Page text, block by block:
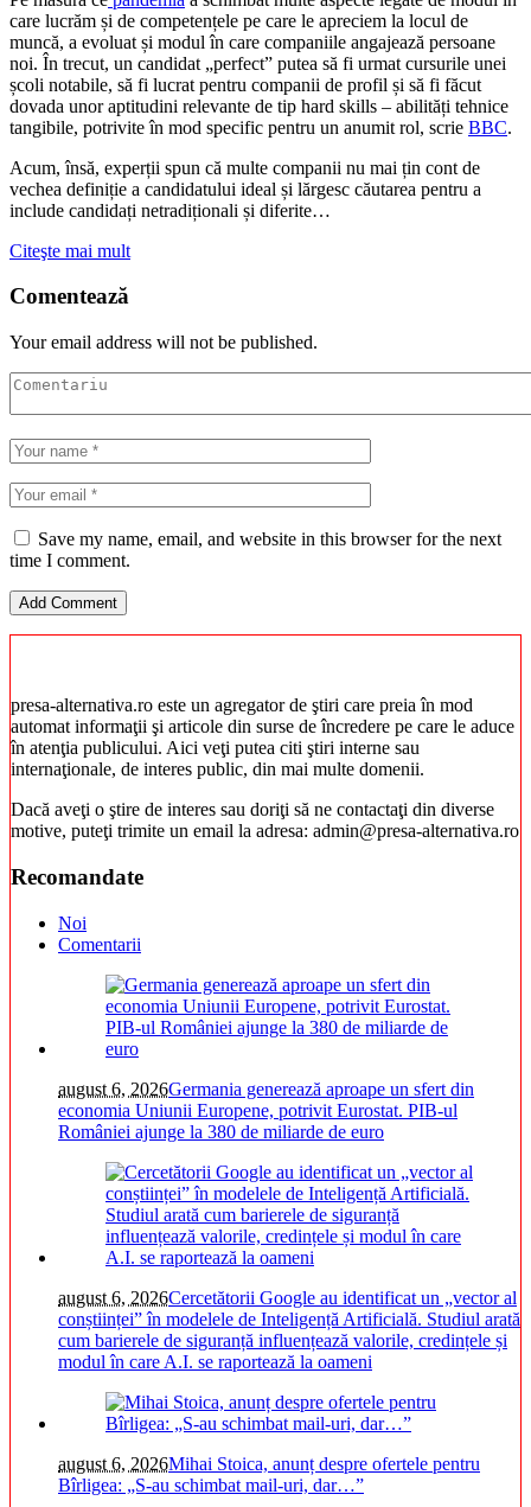
care lucrăm și de competențele pe care le apreciem la locul de
muncă, a evoluat și modul în care companiile angajează persoane
noi. În trecut, un candidat „perfect” putea să fi urmat cursurile unei
școli notabile, să fi lucrat pentru companii de profil și să fi făcut
dovada unor aptitudini relevante de tip hard skills – abilități tehnice
tangibile, potrivite în mod specific pentru un anumit rol, scrie BBC.
Acum, însă, experții spun că multe companii nu mai țin cont de
vechea definiție a candidatului ideal și lărgesc căutarea pentru a
include candidați netradiționali și diferite…
Citeşte mai mult
Comentează
Your email address will not be published.
Save my name, email, and website in this browser for the next
time I comment.
presa-alternativa.ro este un agregator de ştiri care preia în mod
automat informaţii şi articole din surse de încredere pe care le aduce
în atenţia publicului. Aici veţi putea citi ştiri interne sau
internaţionale, de interes public, din mai multe domenii.
Dacă aveţi o ştire de interes sau doriţi să ne contactaţi din diverse
motive, puteţi trimite un email la adresa: admin@presa-alternativa.ro
Recomandate
Noi
Comentarii
august 6, 2026Germania generează aproape un sfert din
economia Uniunii Europene, potrivit Eurostat. PIB-ul
României ajunge la 380 de miliarde de euro
august 6, 2026Cercetătorii Google au identificat un „vector al
conștiinței” în modelele de Inteligență Artificială. Studiul arată
cum barierele de siguranță influențează valorile, credințele și
modul în care A.I. se raportează la oameni
august 6, 2026Mihai Stoica, anunț despre ofertele pentru
Bîrligea: „S-au schimbat mail-uri, dar…”